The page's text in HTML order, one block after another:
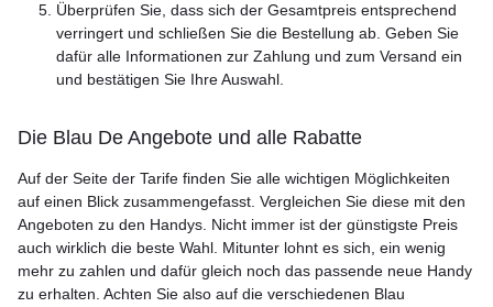
Überprüfen Sie, dass sich der Gesamtpreis entsprechend
verringert und schließen Sie die Bestellung ab. Geben Sie
dafür alle Informationen zur Zahlung und zum Versand ein
und bestätigen Sie Ihre Auswahl.
Die Blau De Angebote und alle Rabatte
Auf der Seite der Tarife finden Sie alle wichtigen Möglichkeiten
auf einen Blick zusammengefasst. Vergleichen Sie diese mit den
Angeboten zu den Handys. Nicht immer ist der günstigste Preis
auch wirklich die beste Wahl. Mitunter lohnt es sich, ein wenig
mehr zu zahlen und dafür gleich noch das passende neue Handy
zu erhalten. Achten Sie also auf die verschiedenen Blau